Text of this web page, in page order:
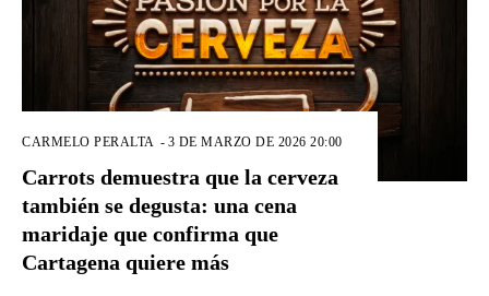
CARMELO PERALTA - 3 DE MARZO DE 2026 20:00
Carrots demuestra que la cerveza
también se degusta: una cena
maridaje que confirma que
Cartagena quiere más